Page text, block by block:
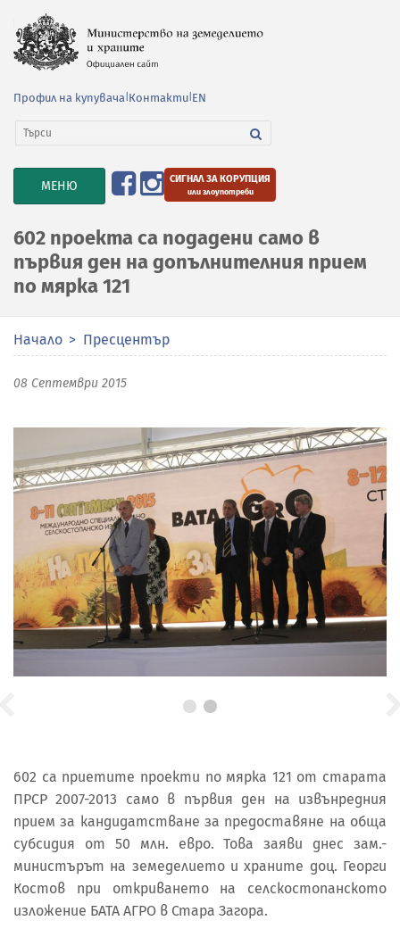
Профил на купувача Контакти EN
TOGGLE
NAVIGATION
МЕНЮ СИГНАЛ ЗА КОРУПЦИЯ
или злоупотреби
602 проекта са подадени само в
първия ден на допълнителния прием
по мярка 121
Начало Пресцентър
08 Септември 2015
602 са приетите проекти по мярка 121 от старата
ПРСР 2007-2013 само в първия ден на извънредния
прием за кандидатстване за предоставяне на обща
субсидия от 50 млн. евро. Това заяви днес зам.-
министърът на земеделието и храните доц. Георги
Костов при откриването на селскостопанското
изложение БАТА АГРО в Стара Загора.